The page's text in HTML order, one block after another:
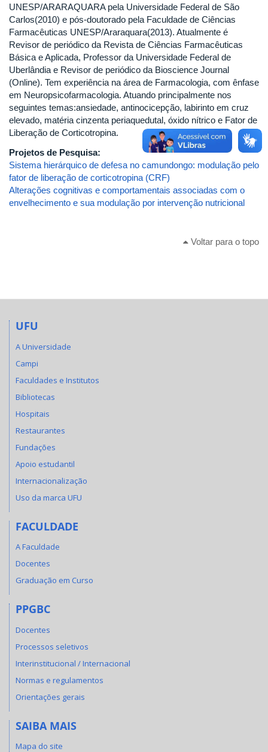
UNESP/ARARAQUARA pela Universidade Federal de São
Carlos(2010) e pós-doutorado pela Faculdade de Ciências
Farmacêuticas UNESP/Araraquara(2013). Atualmente é
Revisor de periódico da Revista de Ciências Farmacêuticas
Básica e Aplicada, Professor da Universidade Federal de
Uberlândia e Revisor de periódico da Bioscience Journal
(Online). Tem experiência na área de Farmacologia, com ênfase
em Neuropsicofarmacologia. Atuando principalmente nos
seguintes temas:ansiedade, antinocicepção, labirinto em cruz
elevado, matéria cinzenta periaquedutal, óxido nítrico e Fator de
Liberação de Corticotropina.
Projetos de Pesquisa:
Sistema hierárquico de defesa no camundongo: modulação pelo
fator de liberação de corticotropina (CRF)
Alterações cognitivas e comportamentais associadas com o
envelhecimento e sua modulação por intervenção nutricional
Voltar para o topo
UFU
A Universidade
Campi
Faculdades e Institutos
Bibliotecas
Hospitais
Restaurantes
Fundações
Apoio estudantil
Internacionalização
Uso da marca UFU
FACULDADE
A Faculdade
Docentes
Graduação em Curso
PPGBC
Docentes
Processos seletivos
Interinstitucional / Internacional
Normas e regulamentos
Orientações gerais
SAIBA MAIS
Mapa do site